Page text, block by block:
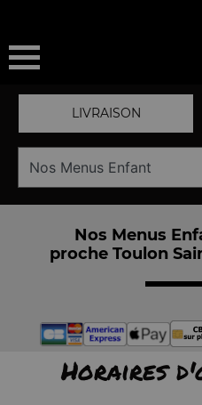
LIVRAISON
Nos Menus
proche Toulon
Horaires